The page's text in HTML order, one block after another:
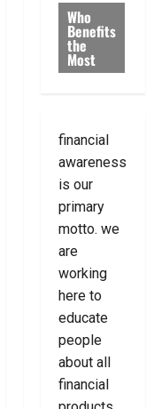
Who
Benefits
the
Most
financial
awareness
is our
primary
motto. we
are
working
here to
educate
people
about all
financial